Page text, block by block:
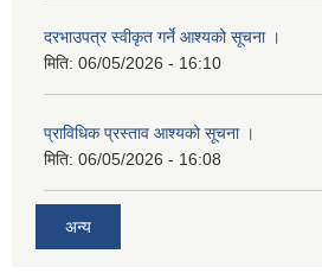
दरभाउपत्र स्वीकृत गर्ने आश्यको सूचना ।
मिति: 06/05/2026 - 16:10
प्राविधिक प्रस्ताव आश्यको सूचना ।
मिति: 06/05/2026 - 16:08
अन्य